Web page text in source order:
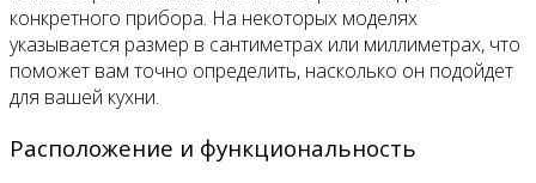
конкретного прибора. На некоторых моделях
указывается размер в сантиметрах или миллиметрах, что
поможет вам точно определить, насколько он подойдет
для вашей кухни.
Расположение и функциональность